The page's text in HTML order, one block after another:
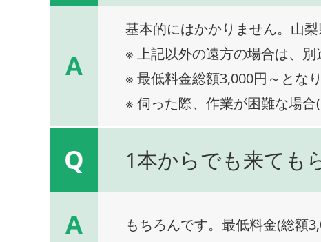
A
基本的にはかかりません。山
※ 上記以外の遠方の場合は、別
※ 最低料金総額3,000円～となり
※ 伺った際、作業が困難な場
Q 1本からでも来ても
A もちろんです。最低料金(総額